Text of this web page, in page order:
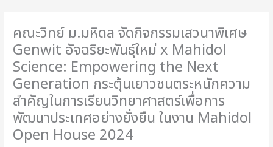
คณะวิทย์ ม.มหิดล จัดกิจกรรมเสวนาพิเศษ
Genwit อัจฉริยะพันธุ์ใหม่ x Mahidol
Science: Empowering the Next
Generation กระตุ้นเยาวชนตระหนักความ
สำคัญในการเรียนวิทยาศาสตร์เพื่อการ
พัฒนาประเทศอย่างยั่งยืน ในงาน Mahidol
Open House 2024
ม